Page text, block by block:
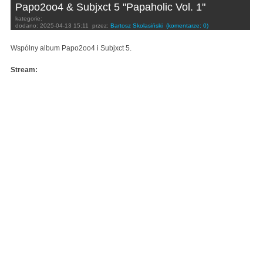
Papo2oo4 & Subjxct 5 "Papaholic Vol. 1"
kategorie:
dodano: 2025-04-13 15:11 przez: Bartosz Skolasiński (komentarze: 0)
Wspólny album Papo2oo4 i Subjxct 5.
Stream: